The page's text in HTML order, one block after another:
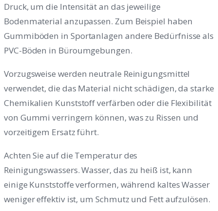
Druck, um die Intensität an das jeweilige
Bodenmaterial anzupassen. Zum Beispiel haben
Gummiböden in Sportanlagen andere Bedürfnisse als
PVC-Böden in Büroumgebungen.
Vorzugsweise werden neutrale Reinigungsmittel
verwendet, die das Material nicht schädigen, da starke
Chemikalien Kunststoff verfärben oder die Flexibilität
von Gummi verringern können, was zu Rissen und
vorzeitigem Ersatz führt.
Achten Sie auf die Temperatur des
Reinigungswassers. Wasser, das zu heiß ist, kann
einige Kunststoffe verformen, während kaltes Wasser
weniger effektiv ist, um Schmutz und Fett aufzulösen.